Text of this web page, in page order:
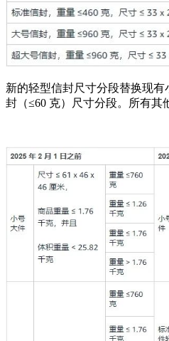
新的轻型信封尺寸分段替换现
封（≤60 克）尺寸分段。所有其